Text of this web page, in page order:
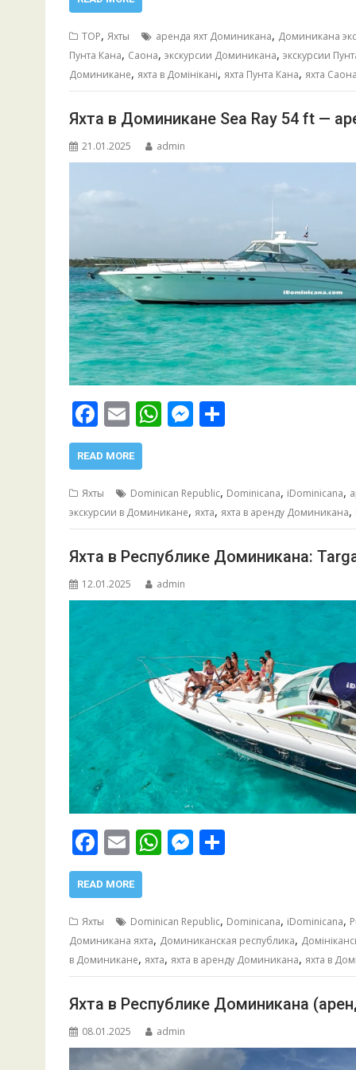
e
b
o
o
k
ai
s
A
p
p
e
n
g
er
р
а
в
и
т
ь
TOP, Яхты аренда яхт Доминикана, Доминикана
Пунта Кана, Саона, экскурсии Доминикана, экскурсии
Доминикане, яхта в Домінікані, яхта Пунта Кана, яхта Саона
Яхта в Доминикане Sea Ray 54 ft —
21.01.2025 admin
F
ac
e
b
o
o
k
E
m
ai
l
W
s
A
p
p
M
e
n
g
er
р
а
в
и
т
READ MORE
Яхты Dominican Republic, Dominicana, iDominicana,
экскурсии в Доминикане, яхта, яхта в аренду Доминикана,
Яхта в Республике Доминикана:
12.01.2025 admin
F
ac
e
b
o
o
k
E
m
ai
l
W
s
A
p
p
M
e
n
g
er
р
а
в
и
т
ь
READ MORE
Яхты Dominican Republic, Dominicana, iDominicana,
Доминикана яхта, Доминиканская республика,
в Доминикане, яхта, яхта в аренду Доминикана, яхта в
Яхта в Республике Доминикана
08.01.2025 admin